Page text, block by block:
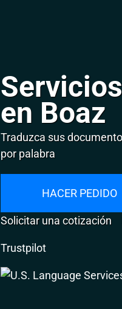
en Boaz
Traduzca sus
por palabra
HACER PEDIDO
Solicitar una cotización
Trustpilot